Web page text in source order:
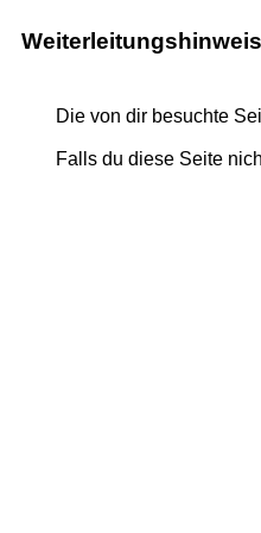
Weiterleitungshinweis
Die von dir besuchte
Falls du diese Seite